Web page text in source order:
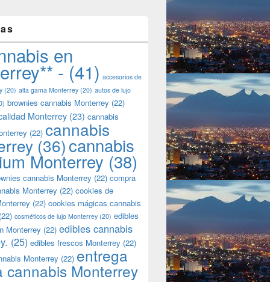
en
- (41) accesorios de
(20) alta gama Monterrey (20) autos de lujo
brownies cannabis Monterrey (22)
Monterrey (23) cannabis
(22) cannabis
(36)cannabis
Monterrey (38)
cannabis Monterrey (22) compra
Monterrey (22) cookies de
(22) cookies mágicas cannabis
(22) cosméticos de lujo Monterrey (20) edibles
Monterrey (22) edibles cannabis
(25) edibles frescos Monterrey (22)
Monterrey (22) entrega
cannabis Monterrey